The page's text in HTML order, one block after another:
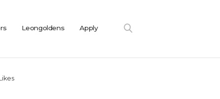
Leongoldens Apply